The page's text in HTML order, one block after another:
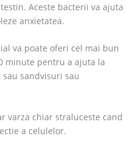
Aceste bacterii va ajuta
anxietatea.
va poate oferi cel mai bun
minute pentru a ajuta la
sandvisuri sau
varza chiar straluceste cand
a celulelor.